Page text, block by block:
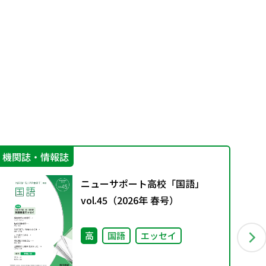
機関誌・情報誌
ニューサポート高校「国語」
vol.45（2026年 春号）
高 国語 エッセイ